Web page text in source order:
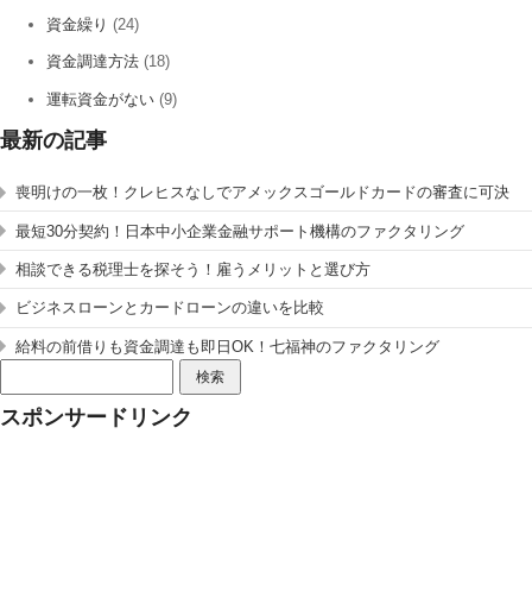
資金繰り (24)
資金調達方法 (18)
運転資金がない (9)
最新の記事
喪明けの一枚！クレヒスなしでアメックスゴールドカードの審査に可決
最短30分契約！日本中小企業金融サポート機構のファクタリング
相談できる税理士を探そう！雇うメリットと選び方
ビジネスローンとカードローンの違いを比較
給料の前借りも資金調達も即日OK！七福神のファクタリング
索:
スポンサードリンク